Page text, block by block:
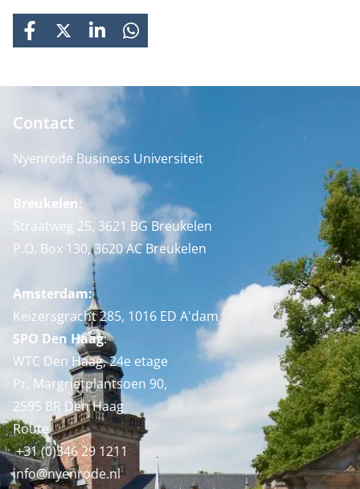
FACEBOOK
X LINKEDINWHATSAPP
Contact
Nyenrode Business Universiteit
Breukelen:
Straatweg 25, 3621 BG Breukelen
P.O. Box 130, 3620 AC Breukelen
Amsterdam:
Keizersgracht 285, 1016 ED A'dam
SPO Den Haag:
WTC Den Haag, 24e etage
Pr. Margrietplantsoen 90,
2595 BR Den Haag
Route
+31 (0)346 29 1211
info@nyenrode.nl